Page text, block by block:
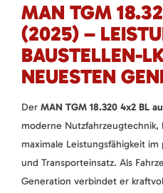
MAN TGM
(2025) –
BAUSTELLEN-
NEUESTEN
Der MAN TGM 18.320 4x2 BL
moderne Nutzfahrzeugtechnik,
maximale Leistungsfähigkeit
und Transporteinsatz. Als
Generation verbindet er